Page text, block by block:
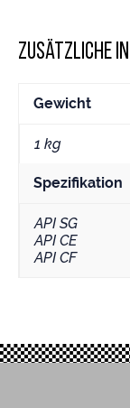
Zusätzliche
Gewicht
1 kg
Spezifikation
API SG
API CE
API CF